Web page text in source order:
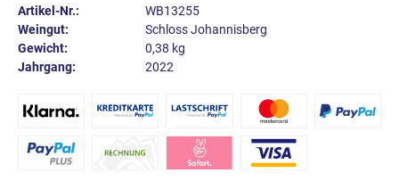
Artikel-Nr.:
WB13255
Weingut:
Schloss Johannisberg
Gewicht:
0,38 kg
Jahrgang:
2022